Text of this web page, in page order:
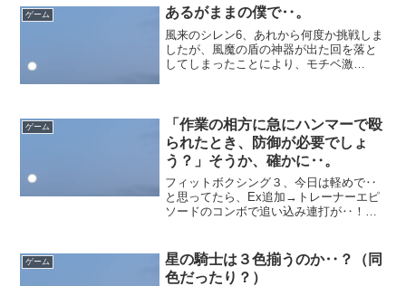
大丈夫な余力あり。これ時間さえかけれ
ば全員１凸はできる...
ゲーム あるがままの僕で‥。
風来のシレン6、あれから何度か挑戦しま
したが、風魔の盾の神器が出た回を落と
してしまったことにより、モチベ激
がでなさ過ぎて他ダンジョン...
ゲーム
「作業の相方に急にハンマーで殴
られたとき、防御が必要でしょ
う？」そうか、確かに‥。
フィットボクシング３、今日は軽めで‥
と思ってたら、Ex追加→トレーナーエピ
ソードのコンボで追い込み連打が‥！終
と甘えて楽な方向へ行こうとするから、
余計にきつめのメニュー...
ゲーム
星の騎士は３色揃うのか‥？（同
色だったり？）